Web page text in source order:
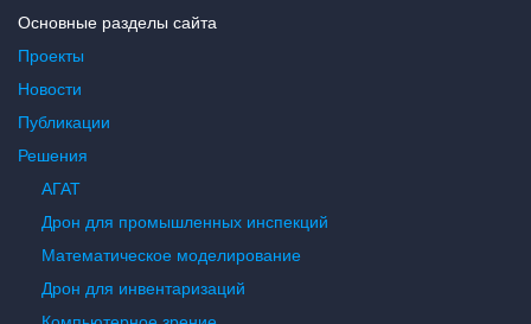
Основные разделы сайта
Проекты
Новости
Публикации
Решения
АГАТ
Дрон для промышленных инспекций
Математическое моделирование
Дрон для инвентаризаций